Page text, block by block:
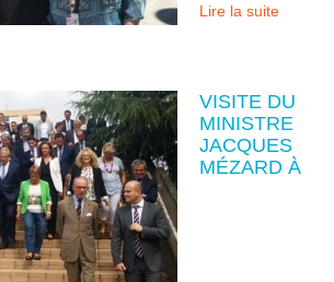
Lire la suite
VISITE DU
MINISTRE
JACQUES
MÉZARD À